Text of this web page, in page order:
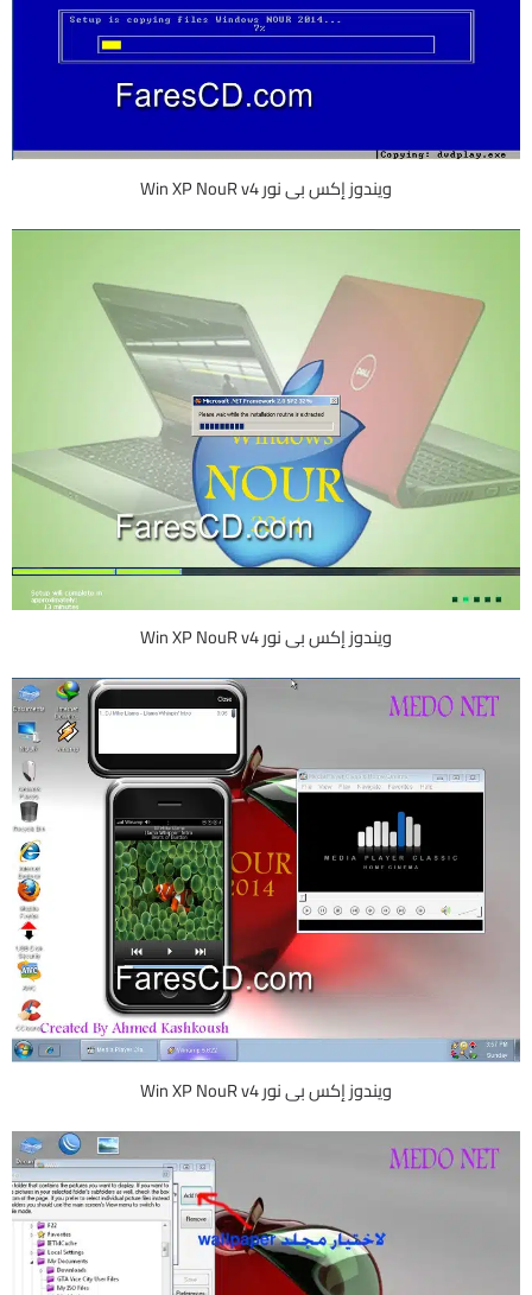
ويندوز إكس بى نور Win XP NouR v4
ويندوز إكس بى نور Win XP NouR v4
ويندوز إكس بى نور Win XP NouR v4